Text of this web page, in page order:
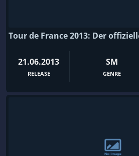
Tour de France 2013: Der
21.06.2013
RELEASE
SM
GENRE